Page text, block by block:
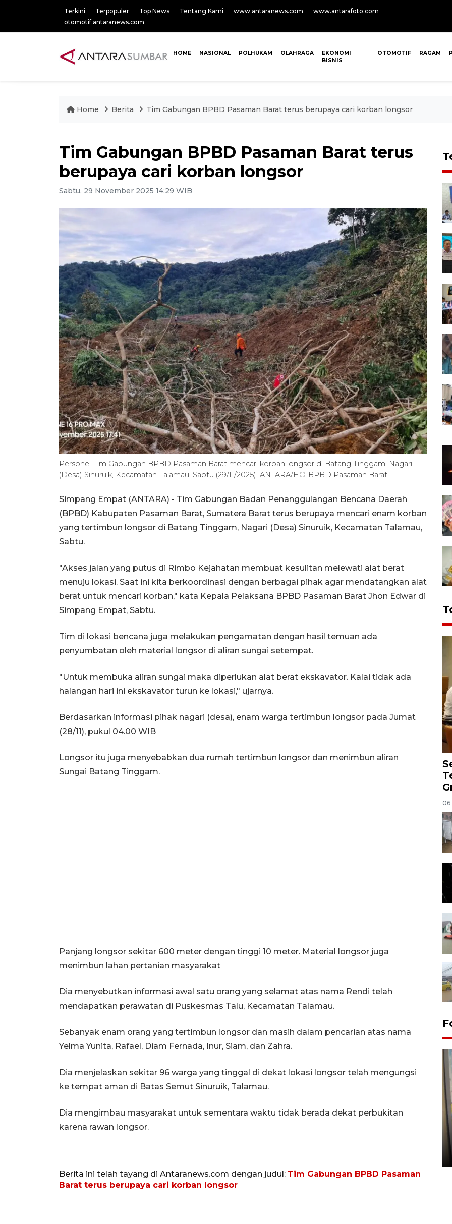
Terkini Terpopuler Top News Tentang Kami www.antaranews.com
www.antarafoto.com
otomotif.antaranews.com
HOME NASIONAL POLHUKAM OLAHRAGA
EKONOMI
BISNIS
OTOMOTIF RAGAM
Home Berita Tim Gabungan BPBD Pasaman Barat terus berupaya cari korban longsor
Tim Gabungan BPBD Pasaman Barat terus
berupaya cari korban longsor
Sabtu, 29 November 2025 14:29 WIB
Personel Tim Gabungan BPBD Pasaman Barat mencari korban longsor di Batang Tinggam, Nagari
(Desa) Sinuruik, Kecamatan Talamau, Sabtu (29/11/2025). ANTARA/HO-BPBD Pasaman Barat
Simpang Empat (ANTARA) - Tim Gabungan Badan Penanggulangan Bencana Daerah
(BPBD) Kabupaten Pasaman Barat, Sumatera Barat terus berupaya mencari enam korban
yang tertimbun longsor di Batang Tinggam, Nagari (Desa) Sinuruik, Kecamatan Talamau,
Sabtu.
"Akses jalan yang putus di Rimbo Kejahatan membuat kesulitan melewati alat berat
menuju lokasi. Saat ini kita berkoordinasi dengan berbagai pihak agar mendatangkan alat
berat untuk mencari korban," kata Kepala Pelaksana BPBD Pasaman Barat Jhon Edwar di
Simpang Empat, Sabtu.
Tim di lokasi bencana juga melakukan pengamatan dengan hasil temuan ada
penyumbatan oleh material longsor di aliran sungai setempat.
"Untuk membuka aliran sungai maka diperlukan alat berat ekskavator. Kalai tidak ada
halangan hari ini ekskavator turun ke lokasi," ujarnya.
Berdasarkan informasi pihak nagari (desa), enam warga tertimbun longsor pada Jumat
(28/11), pukul 04.00 WIB
Longsor itu juga menyebabkan dua rumah tertimbun longsor dan menimbun aliran
Sungai Batang Tinggam.
Panjang longsor sekitar 600 meter dengan tinggi 10 meter. Material longsor juga
menimbun lahan pertanian masyarakat
Dia menyebutkan informasi awal satu orang yang selamat atas nama Rendi telah
mendapatkan perawatan di Puskesmas Talu, Kecamatan Talamau.
Sebanyak enam orang yang tertimbun longsor dan masih dalam pencarian atas nama
Yelma Yunita, Rafael, Diam Fernada, Inur, Siam, dan Zahra.
Dia menjelaskan sekitar 96 warga yang tinggal di dekat lokasi longsor telah mengungsi
ke tempat aman di Batas Semut Sinuruik, Talamau.
Dia mengimbau masyarakat untuk sementara waktu tidak berada dekat perbukitan
karena rawan longsor.
Berita ini telah tayang di Antaranews.com dengan judul: Tim Gabungan BPBD Pasaman
Barat terus berupaya cari korban longsor
06
Penyelesaian pembentukan